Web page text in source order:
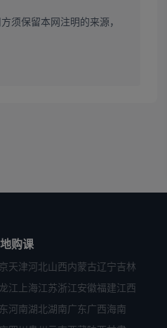
须保留本网注明的来源，
购课
天津河北山西内蒙古辽宁吉林
江 上海江苏浙江安徽福建江西
河南湖北湖南广东广西海南